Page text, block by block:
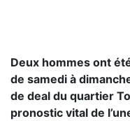
Deux hommes ont
de samedi à
de deal du quartier
pronostic vital de